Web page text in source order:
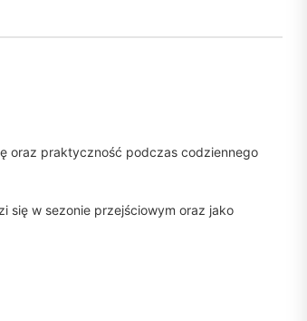
oraz praktyczność podczas codziennego
się w sezonie przejściowym oraz jako